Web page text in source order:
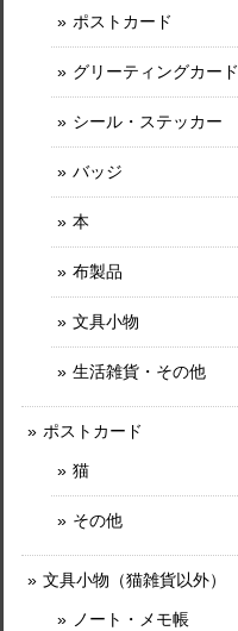
ポストカード
グリーティングカード
シール・ステッカー
バッジ
本
布製品
文具小物
生活雑貨・その他
ポストカード
猫
その他
文具小物（猫雑貨以外）
ノート・メモ帳